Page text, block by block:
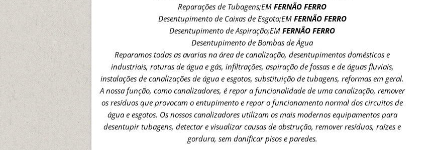
Reparações de Tubagens;EM FERNÃO FERRO
Desentupimento de Caixas de Esgoto;EM FERNÃO FERRO
Desentupimento de Aspiração;EM FERNÃO FERRO
Desentupimento de Bombas de Água
Reparamos todas as avarias na área de canalização, desentupimentos domésticos e
industriais, roturas de água e gás, infiltrações, aspiração de fossas e de águas fluviais,
instalações de canalizações de água e esgotos, substituição de tubagens, reformas em geral.
A nossa função, como canalizadores, é repor a funcionalidade de uma canalização, remover
os resíduos que provocam o entupimento e repor o funcionamento normal dos circuitos de
água e esgotos. Os nossos canalizadores utilizam os mais modernos equipamentos para
desentupir tubagens, detectar e visualizar causas de obstrução, remover resíduos, raízes e
gordura, sem danificar pisos e paredes.